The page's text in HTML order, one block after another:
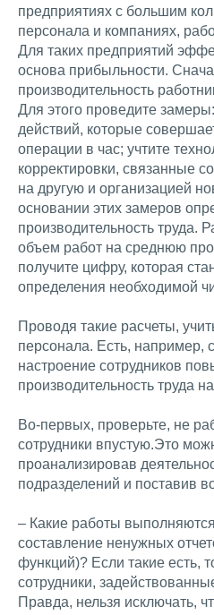
предприятиях с большим
персонала и компаниях,
Для таких предприятий
основа прибыльности.
производительность
Для этого проведите
действий, которые
операции в час; учтите
корректировки, связанные
на другую и организацией
основании этих замеров
производительность труда.
объем работ на среднюю
получите цифру, которая
определения необходимой
Проводя такие расчеты,
персонала. Есть, например,
настроение сотрудников
производительность труда
Во-первых, проверьте, не
сотрудники впустую.Это
проанализировав
подразделений и поставив
– Какие работы
составление ненужных
функций)? Если такие есть,
сотрудники,
Правда, нельзя исключать,